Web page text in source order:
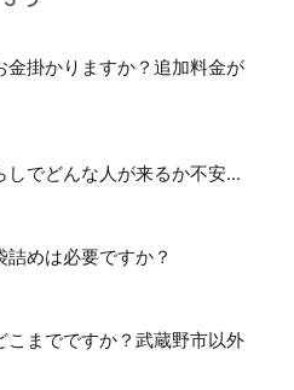
武蔵野市の吉祥寺駅前の【サンロー
金掛かりますか？追加料金が
でどんな人が来るか不安...
めは必要ですか？
こまでですか？武蔵野市以外